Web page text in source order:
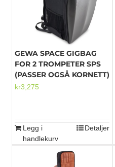
GEWA SPACE GIGBAG
FOR 2 TROMPETER SPS
(PASSER OGSÅ KORNETT)
kr3,275
Legg i
handlekurv
Detaljer